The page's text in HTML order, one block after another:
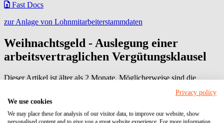
Fast Docs
zur Anlage von Lohnmitarbeiterstammdaten
Weihnachtsgeld - Auslegung einer
arbeitsvertraglichen Vergütungsklausel
Dieser Artikel ist älter als 2 Monate. Möglicherweise sind die
Betriebliche Übung
Vorbehalt der Freiwilligkeit
Privacy policy
We use cookies
We may place these for analysis of our visitor data, to improve our website, show
personalised content and to give you a great website experience. For more information